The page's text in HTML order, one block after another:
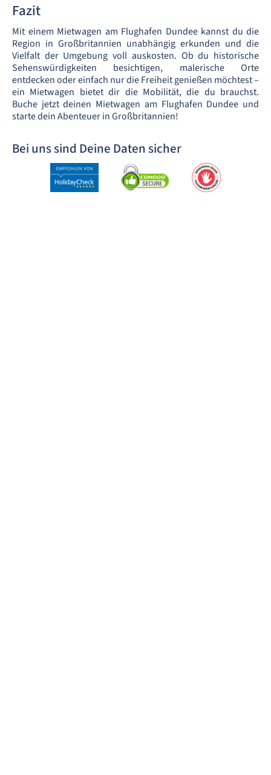
Fazit
Mit einem Mietwagen am Flughafen Dundee kannst du die
Region in Großbritannien unabhängig erkunden und die
Vielfalt der Umgebung voll auskosten. Ob du historische
Sehenswürdigkeiten besichtigen, malerische Orte
entdecken oder einfach nur die Freiheit genießen möchtest –
ein Mietwagen bietet dir die Mobilität, die du brauchst.
Buche jetzt deinen Mietwagen am Flughafen Dundee und
starte dein Abenteuer in Großbritannien!
Bei uns sind Deine Daten sicher